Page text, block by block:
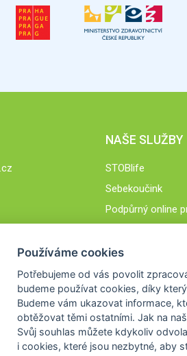
NAŠE SLUŽBY
STOBlife
Sebekoučink
Podpůrný online
Používáme cookies
Potřebujeme od vás povolit
budeme používat cookies, díky
Budeme vám ukazovat informace,
obtěžovat těmi ostatními. Jak na
Svůj souhlas můžete kdykoliv
i cookies, které jsou nezbytné, aby